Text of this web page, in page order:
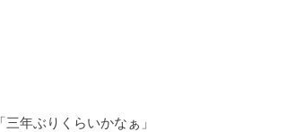
「三年ぶりくらいかなぁ」